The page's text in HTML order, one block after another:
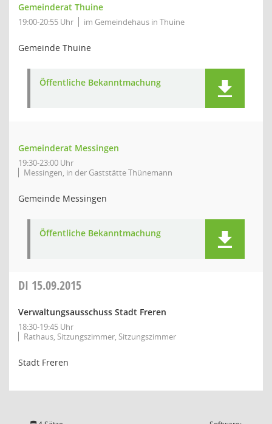
Gemeinderat Thuine
19:00-20:55 Uhr im Gemeindehaus in Thuine
Gemeinde Thuine
Öffentliche Bekanntmachung
Gemeinderat Messingen
19:30-23:00 Uhr
Messingen, in der Gaststätte Thünemann
Gemeinde Messingen
Öffentliche Bekanntmachung
DI 15.09.2015
Verwaltungsausschuss Stadt Freren
18:30-19:45 Uhr
Rathaus, Sitzungszimmer, Sitzungszimmer
Stadt Freren